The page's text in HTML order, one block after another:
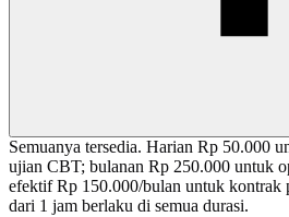
Semuanya tersedia. Harian Rp 50.000
ujian CBT; bulanan Rp 250.000 untuk
efektif Rp 150.000/bulan untuk kontrak
dari 1 jam berlaku di semua durasi.